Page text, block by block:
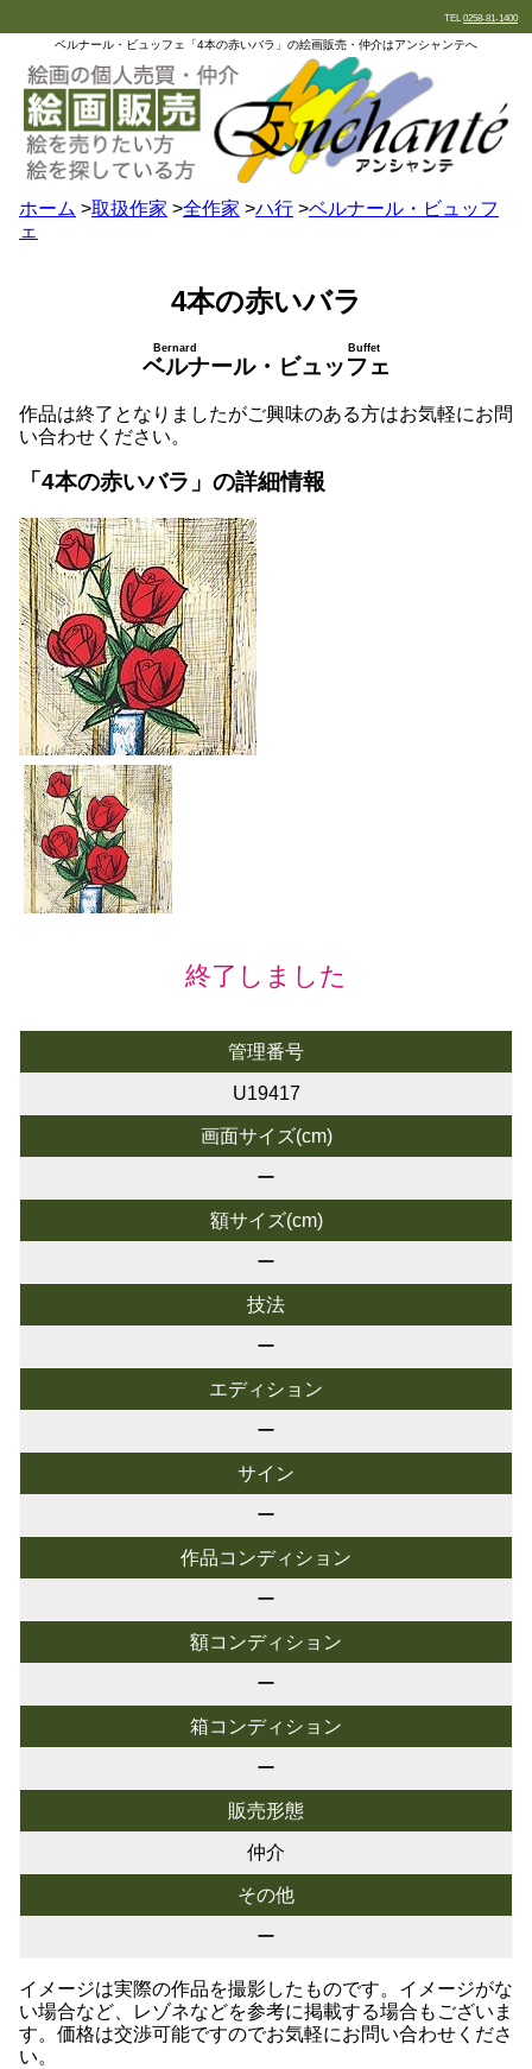
TEL 0258-81-1400
ベルナール・ビュッフェ「4本の赤いバラ」の絵画販売・仲介はアンシャンテへ
ホーム >取扱作家 >全作家 >ハ行 >ベルナール・ビュッフ
ェ
4本の赤いバラ
ベルナール・ビュッフェ
Bernard Buffet
作品は終了となりましたがご興味のある方はお気軽にお問
い合わせください。
「4本の赤いバラ」の詳細情報
終了しました
管理番号
U19417
画面サイズ(cm)
ー
額サイズ(cm)
ー
技法
ー
エディション
ー
サイン
ー
作品コンディション
ー
額コンディション
ー
箱コンディション
ー
販売形態
仲介
その他
ー
イメージは実際の作品を撮影したものです。イメージがな
い場合など、レゾネなどを参考に掲載する場合もございま
す。価格は交渉可能ですのでお気軽にお問い合わせくださ
い。